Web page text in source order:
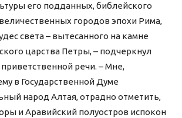
его подданных, библейского
городов эпохи Рима,
света – вытесанного на камне
царства Петры, – подчеркнул
речи. – Мне,
в Государственной Думе
народ Алтая, отрадно отметить,
и Аравийский полуостров испокон